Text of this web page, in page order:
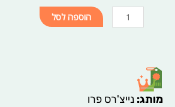
כמות
של
הוספה לסל
מותג: נייצ'רס פרו